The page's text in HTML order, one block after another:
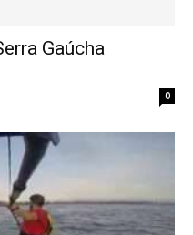
Gaúcha
0